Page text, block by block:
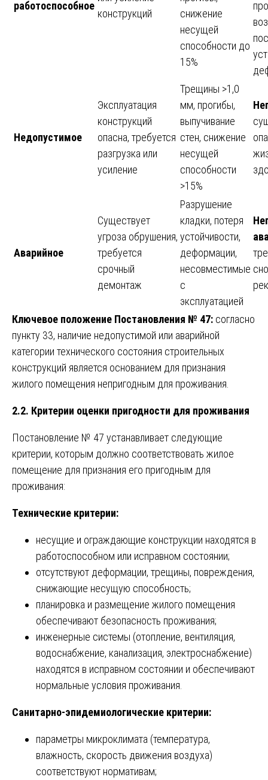
работоспособное
конструкций
снижение
несущей
способности до
15%
Недопустимое
Эксплуатация
конструкций
опасна, требуется
разгрузка или
усиление
Трещины >1,0
мм, прогибы,
выпучивание
стен, снижение
несущей
способности
>15%
Аварийное
Существует
угроза обрушения,
требуется
срочный
демонтаж
Разрушение
кладки, потеря
устойчивости,
деформации,
несовместимые
с
эксплуатацией
Ключевое положение Постановления № 47: согласно
пункту 33, наличие недопустимой или аварийной
категории технического состояния строительных
конструкций является основанием для признания
жилого помещения непригодным для проживания.
2.2. Критерии оценки пригодности для проживания
Постановление № 47 устанавливает следующие
критерии, которым должно соответствовать жилое
помещение для признания его пригодным для
проживания:
Технические критерии:
несущие и ограждающие конструкции находятся в
работоспособном или исправном состоянии;
отсутствуют деформации, трещины, повреждения,
снижающие несущую способность;
планировка и размещение жилого помещения
обеспечивают безопасность проживания;
инженерные системы (отопление, вентиляция,
водоснабжение, канализация, электроснабжение)
находятся в исправном состоянии и обеспечивают
нормальные условия проживания.
Санитарно-эпидемиологические критерии:
параметры микроклимата (температура,
влажность, скорость движения воздуха)
соответствуют нормативам;